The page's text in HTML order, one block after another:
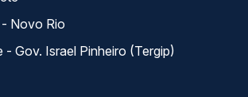
Novo Rio
Gov. Israel Pinheiro (Tergip)